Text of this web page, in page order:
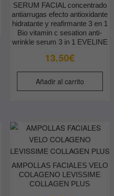
SERUM FACIAL concentrado
antiarrugas efecto antioxidante
hidratante y reafirmante 3 en 1
Bio vitamin c sesation anti-
wrinkle serum 3 in 1 EVELINE
13.50€
Añadir al carrito
AMPOLLAS FACIALES VELO
COLAGENO LEVISSIME
COLLAGEN PLUS